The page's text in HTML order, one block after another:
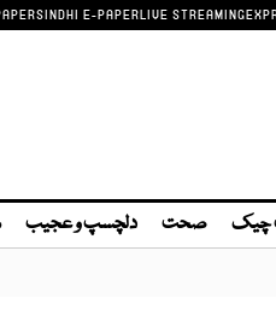
SINDHI E-PAPERLIVE STREAMING
چیک صحت دلچسپ و عجیب